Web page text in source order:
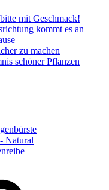
mit Geschmack!
kommt es an
zu machen
schöner Pflanzen
Natural